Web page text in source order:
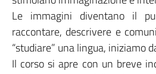
Le immagini diventano il
raccontare, descrivere e
“studiare” una lingua, iniziamo
Il corso si apre con un breve